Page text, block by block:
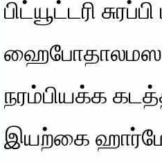
பிட்யூட்டரி
நரம்பியக்க
இயற்கை